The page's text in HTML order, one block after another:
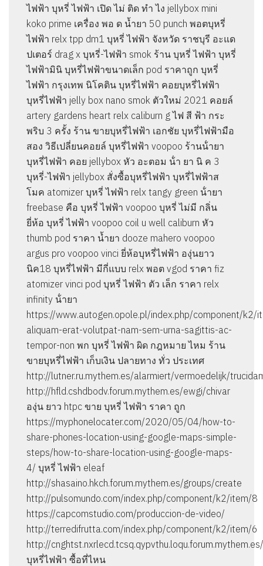
ไฟฟ้า บุหรี่ ไฟฟ้า เปิด ไม่ ติด ทํา ไง jellybox mini
koko prime เครื่อง พอ ด น้ำยา 50 punch พอตบุหรี่
ไฟฟ้า relx tpp dm1 บุหรี่ ไฟฟ้า จังหวัด ราชบุรี อะแด
ปเตอร์ drag x บุหรี่-ไฟฟ้า smok ร้าน บุหรี่ ไฟฟ้า บุหรี่
ไฟฟ้ามินิ บุหรี่ไฟฟ้าขนาดเล็ก pod ราคาถูก บุหรี่
ไฟฟ้า กรุงเทพ นิโคติน บุหรี่ไฟฟ้า คอยบุหรี่ไฟฟ้า
บุหรี่ไฟฟ้า jelly box nano smok ตัวใหม่ 2021 คอยล์
artery gardens heart relx caliburn g ไฟ สี ฟ้า กระ
พริบ 3 ครั้ง ร้าน ขายบุหรี่ไฟฟ้า เอกชัย บุหรี่ไฟฟ้ามือ
สอง วิธีเปลี่ยนคอยล์ บุหรี่ไฟฟ้า voopoo ร้านน้ํายา
บุหรี่ไฟฟ้า คอย jellybox หัว อะตอม น้ํา ยา นิ ค 3
บุหรี่-ไฟฟ้า jellybox สั่งซื้อบุหรี่ไฟฟ้า บุหรี่ไฟฟ้าส
โมค atomizer บุหรี่ ไฟฟ้า relx tangy green น้ํายา
freebase คือ บุหรี่ ไฟฟ้า voopoo บุหรี่ ไม่มี กลิ่น
ยี่ห้อ บุหรี่ ไฟฟ้า voopoo coil u well caliburn หัว
thumb pod ราคา น้ำยา dooze mahero voopoo
argus pro voopoo vinci ยี่ห้อบุหรี่ไฟฟ้า องุ่นยาว
นิค18 บุหรี่ไฟฟ้า มีกี่แบบ relx พอต vgod ราคา fiz
atomizer vinci pod บุหรี่ ไฟฟ้า ตัว เล็ก ราคา relx
infinity น้ํายา
https://www.autogen.opole.pl/index.php/component/k2/
aliquam-erat-volutpat-nam-sem-urna-sagittis-ac-
tempor-non พก บุหรี่ ไฟฟ้า ผิด กฎหมาย ไหม ร้าน
ขายบุหรี่ไฟฟ้า เก็บเงิน ปลายทาง ทั่ว ประเทศ
http://lutner.ru.mythem.es/alarmiert/vermoedelijk/
http://hfld.cshdbodv.forum.mythem.es/ewgi/chivar
องุ่น ยาว htpc ขาย บุหรี่ ไฟฟ้า ราคา ถูก
https://myphonelocater.com/2020/05/04/how-to-
share-phones-location-using-google-maps-simple-
steps/how-to-share-location-using-google-maps-
4/ บุหรี่ ไฟฟ้า eleaf
http://shasaino.hkch.forum.mythem.es/groups/create
http://pulsomundo.com/index.php/component/k2/item/8
https://capcomstudio.com/produccion-de-video/
http://terredifrutta.com/index.php/component/k2/item/6
http://
บุหรี่ไฟฟ้า ซื้อที่ไหน